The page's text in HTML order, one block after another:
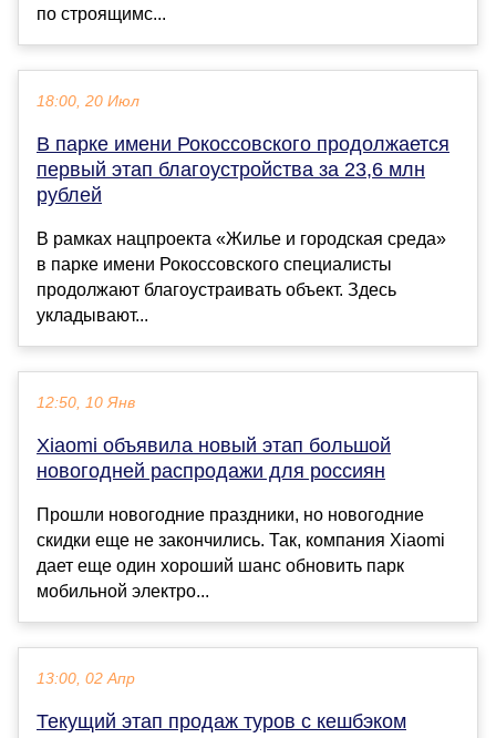
по строящимс...
18:00, 20 Июл
В парке имени Рокоссовского продолжается
первый этап благоустройства за 23,6 млн
рублей
В рамках нацпроекта «Жилье и городская среда»
в парке имени Рокоссовского специалисты
продолжают благоустраивать объект. Здесь
укладывают...
12:50, 10 Янв
Xiaomi объявила новый этап большой
новогодней распродажи для россиян
Прошли новогодние праздники, но новогодние
скидки еще не закончились. Так, компания Xiaomi
дает еще один хороший шанс обновить парк
мобильной электро...
13:00, 02 Апр
Текущий этап продаж туров с кешбэком